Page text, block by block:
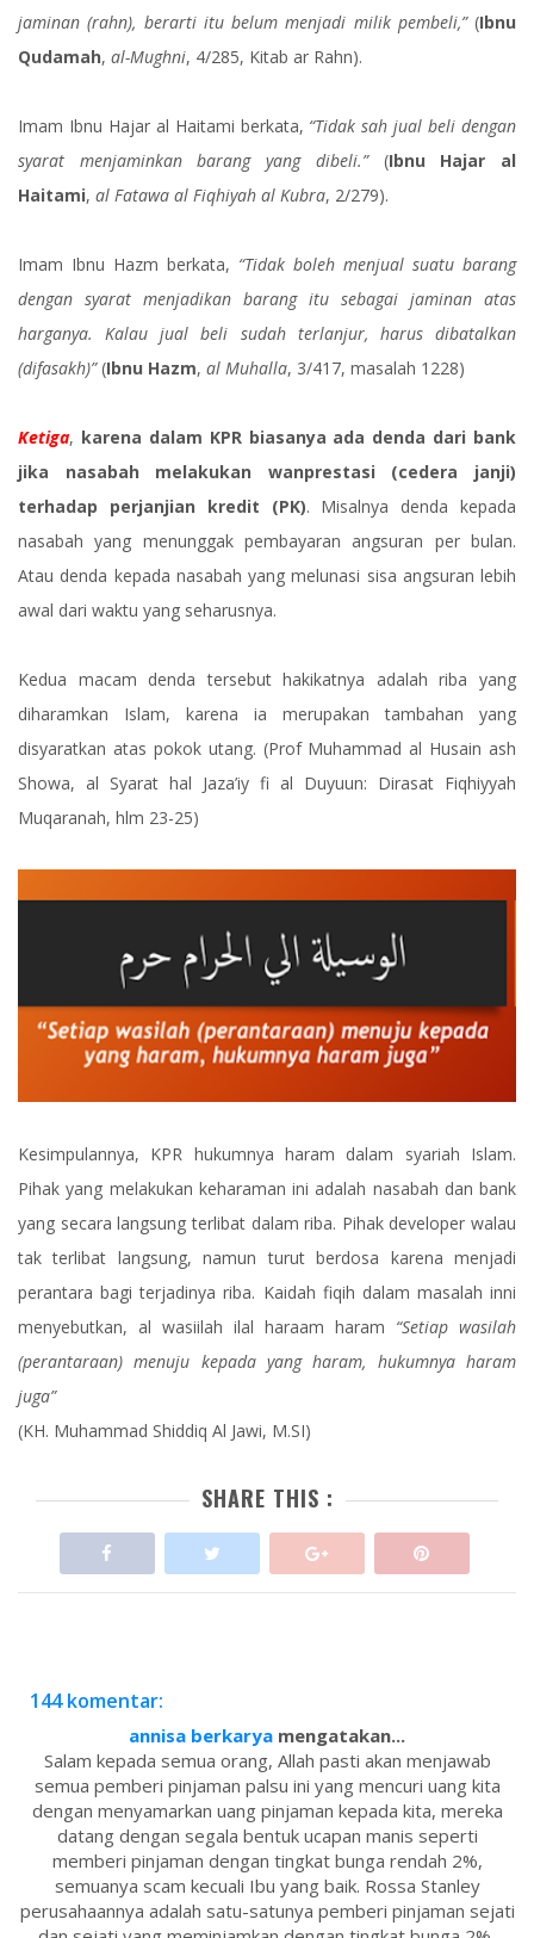
jaminan (rahn), berarti itu belum menjadi milik pembeli,”(Ibnu
Qudamah, al-Mughni, 4/285, Kitab ar Rahn).
Imam Ibnu Hajar al Haitami berkata, “Tidak sah jual beli dengan
syarat menjaminkan barang yang dibeli.”(Ibnu Hajar al
Haitami, al Fatawa al Fiqhiyah al Kubra, 2/279).
Imam Ibnu Hazm berkata, “Tidak boleh menjual suatu barang
dengan syarat menjadikan barang itu sebagai jaminan atas
harganya. Kalau jual beli sudah terlanjur, harus dibatalkan
(difasakh)”(Ibnu Hazm, al Muhalla, 3/417, masalah 1228)
Ketiga, karena dalam KPR biasanya ada denda dari bank
jika nasabah melakukan wanprestasi (cedera janji)
terhadap perjanjian kredit (PK). Misalnya denda kepada
nasabah yang menunggak pembayaran angsuran per bulan.
Atau denda kepada nasabah yang melunasi sisa angsuran lebih
awal dari waktu yang seharusnya.
Kedua macam denda tersebut hakikatnya adalah riba yang
diharamkan Islam, karena ia merupakan tambahan yang
disyaratkan atas pokok utang. (Prof Muhammad al Husain ash
Showa, al Syarat hal Jaza’iy fi al Duyuun: Dirasat Fiqhiyyah
Muqaranah, hlm 23-25)
Kesimpulannya, KPR hukumnya haram dalam syariah Islam.
Pihak yang melakukan keharaman ini adalah nasabah dan bank
yang secara langsung terlibat dalam riba. Pihak developer walau
tak terlibat langsung, namun turut berdosa karena menjadi
perantara bagi terjadinya riba. Kaidah fiqih dalam masalah inni
menyebutkan, al wasiilah ilal haraam haram “Setiap wasilah
(perantaraan) menuju kepada yang haram, hukumnya haram
juga”
(KH. Muhammad Shiddiq Al Jawi, M.SI)
SHARE THIS :
144 komentar:
annisa berkarya mengatakan...
Salam kepada semua orang, Allah pasti akan menjawab
semua pemberi pinjaman palsu ini yang mencuri uang kita
dengan menyamarkan uang pinjaman kepada kita, mereka
datang dengan segala bentuk ucapan manis seperti
memberi pinjaman dengan tingkat bunga rendah 2%,
semuanya scam kecuali Ibu yang baik. Rossa Stanley
perusahaannya adalah satu-satunya pemberi pinjaman sejati